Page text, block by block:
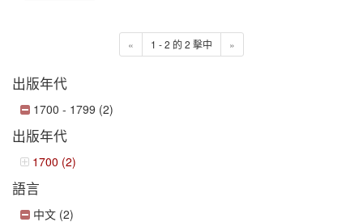
« 1 - 2 的 2 擊中 »
出版年代
1700 - 1799 (2)
出版年代
1700 (2)
語言
中文 (2)